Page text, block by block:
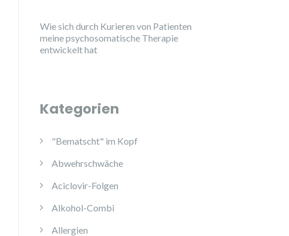
Wie sich durch Kurieren von Patienten
meine psychosomatische Therapie
entwickelt hat
Kategorien
"Bematscht" im Kopf
Abwehrschwäche
Aciclovir-Folgen
Alkohol-Combi
Allergien